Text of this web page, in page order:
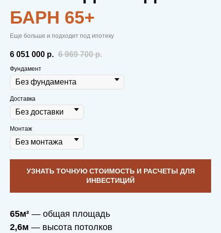
БАРН 65+
Еще больше и подходит под ипотеку
6 051 000 р. 6 969 700 р.
Фундамент
Доставка
Монтаж
УЗНАТЬ ТОЧНУЮ СТОИМОСТЬ И РАСЧЕТЫ ДЛЯ
ИНВЕСТИЦИЙ
65м² — общая площадь
2,6м — высота потолков
и душевные отношения с «Пока нет
дома», которые продолжаются даже
после сдачи дома.
построили — это на всю жизнь! Такой
Потому что друзья — это
надолго!
МОДУЛЬНЫЕ
ДОМА—